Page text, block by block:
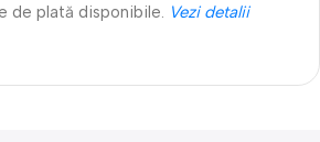
de plată disponibile. Vezi detalii